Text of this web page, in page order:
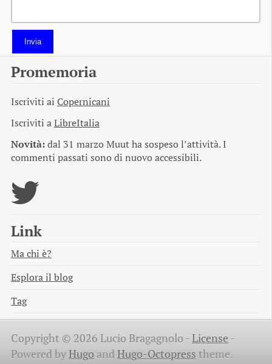
Invia
Promemoria
Iscriviti ai Copernicani
Iscriviti aLibreItalia
Novità:dal 31 marzo Muut ha sospeso l’attività. I
commenti passati sono di nuovo accessibili.
Link
Ma chi è?
Esplora il blog
Tag
Copyright © 2026 Lucio Bragagnolo -License -
Powered byHugo and Hugo-Octopress theme.